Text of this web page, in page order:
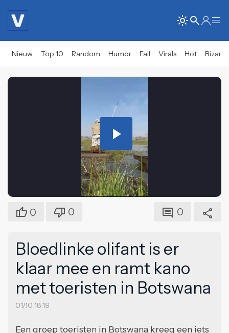
Nieuw Top 10 Random Humor Fail Virals Hot Bizar
Play
Video
0 0 0
Bloedlinke olifant is er
klaar mee en ramt kano
met toeristen in Botswana
01/10 18:19
Een groep toeristen in Botswana kreeg een iets